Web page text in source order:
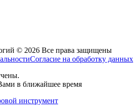
© 2026 Все права защищены
Согласие на обработку данных
в ближайшее время
инструмент